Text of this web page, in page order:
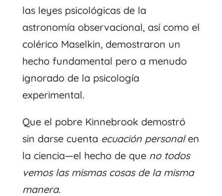
las leyes psicológicas de la
astronomía observacional, así como el
colérico Maselkin, demostraron un
hecho fundamental pero a menudo
ignorado de la psicología
experimental.
Que el pobre Kinnebrook demostró
sin darse cuenta ecuación personal en
la ciencia—el hecho de que no todos
vemos las mismas cosas de la misma
manera.